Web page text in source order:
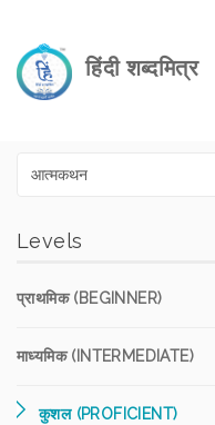
हिंदी शब्दमित्र
Levels
प्राथमिक (BEGINNER)
माध्यमिक (INTERMEDIATE)
कुशल (PROFICIENT)